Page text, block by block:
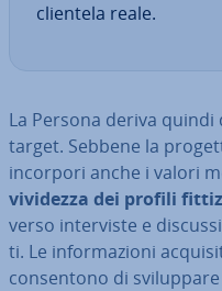
clientela reale.
La Persona deriva quindi
target. Sebbene la
incorpori anche i valori
vividezza dei profili
ver­so in­ter­vi­ste e
ti. Le in­for­ma­zio­ni
con­sen­to­no di